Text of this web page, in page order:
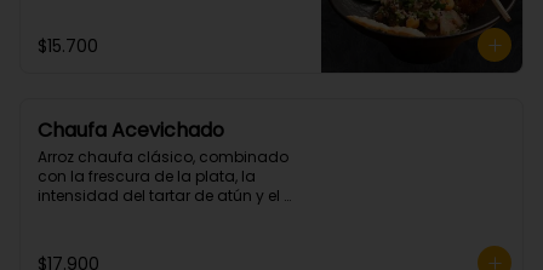
(Picante bajo)
$15.700
Chaufa Acevichado
Arroz chaufa clásico, combinado
con la frescura de la plata, la
intensidad del tartar de atún y el
$17.900